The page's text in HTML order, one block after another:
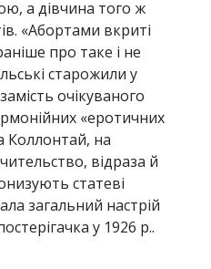
а дівчина того ж
«Абортами вкриті
про таке і не
старожили у
очікуваного
«еротичних
Коллонтай, на
відраза й
статеві
загальний настрій
у 1926 р..